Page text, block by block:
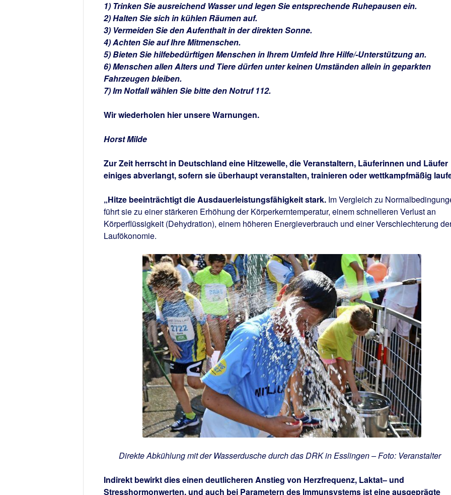
1) Trinken Sie ausreichend Wasser und legen Sie entsprechende Ruhepausen ein.
2) Halten Sie sich in kühlen Räumen auf.
3) Vermeiden Sie den Aufenthalt in der direkten Sonne.
4) Achten Sie auf Ihre Mitmenschen.
5) Bieten Sie hilfebedürftigen Menschen in Ihrem Umfeld Ihre Hilfe/-Unterstützung an.
6) Menschen allen Alters und Tiere dürfen unter keinen Umständen allein in geparkten
Fahrzeugen bleiben.
7) Im Notfall wählen Sie bitte den Notruf 112.
Wir wiederholen hier unsere Warnungen.
Horst Milde
Zur Zeit herrscht in Deutschland eine Hitzewelle, die Veranstaltern, Läuferinnen und Läufer
einiges abverlangt, sofern sie überhaupt veranstalten, trainieren oder wettkampfmäßig
„Hitze beeinträchtigt die Ausdauerleistungsfähigkeit stark.Im Vergleich zu
führt sie zu einer stärkeren Erhöhung der Körperkerntemperatur, einem schnelleren Verlust an
Körperflüssigkeit (Dehydration), einem höheren Energieverbrauch und einer Verschlechterung
Laufökonomie.
Direkte Abkühlung mit der Wasserdusche durch das DRK in Esslingen – Foto: Veranstalter
Indirekt bewirkt dies einen deutlicheren Anstieg von Herzfrequenz, Laktat– und
Stresshormonwerten, und auch bei Parametern des Immunsystems ist eine ausgeprägte